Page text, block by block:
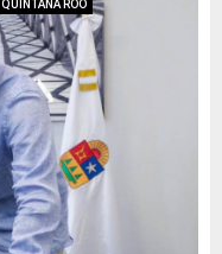
QUINTANA ROO